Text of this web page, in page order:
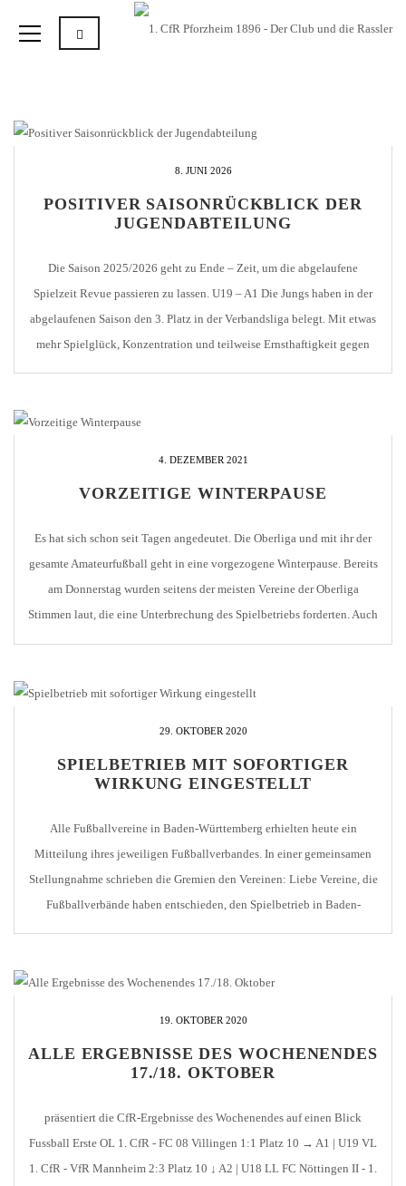
8. JUNI 2026
POSITIVER SAISONRÜCKBLICK DER
JUGENDABTEILUNG
Die Saison 2025/2026 geht zu Ende – Zeit, um die abgelaufene
Spielzeit Revue passieren zu lassen. U19 – A1 Die Jungs haben in der
abgelaufenen Saison den 3. Platz in der Verbandsliga belegt. Mit etwas
mehr Spielglück, Konzentration und teilweise Ernsthaftigkeit gegen
die vermeintlich schwächeren Teams der Tabelle wäre sicherlich noch
4. DEZEMBER 2021
VORZEITIGE WINTERPAUSE
Es hat sich schon seit Tagen angedeutet. Die Oberliga und mit ihr der
gesamte Amateurfußball geht in eine vorgezogene Winterpause. Bereits
am Donnerstag wurden seitens der meisten Vereine der Oberliga
Stimmen laut, die eine Unterbrechung des Spielbetriebs forderten. Auch
29. OKTOBER 2020
SPIELBETRIEB MIT SOFORTIGER
WIRKUNG EINGESTELLT
Alle Fußballvereine in Baden-Württemberg erhielten heute ein
Mitteilung ihres jeweiligen Fußballverbandes. In einer gemeinsamen
Stellungnahme schrieben die Gremien den Vereinen: Liebe Vereine, die
Fußballverbände haben entschieden, den Spielbetrieb in Baden-
weitere sehr einschneidende Maßnahmen beschlossen, um die
19. OKTOBER 2020
ALLE ERGEBNISSE DES WOCHENENDES
17./18. OKTOBER
präsentiert die CfR-Ergebnisse des Wochenendes auf einen Blick
Fussball Erste OL 1. CfR - FC 08 Villingen 1:1 Platz 10 → A1 | U19 VL
1. CfR - VfR Mannheim 2:3 Platz 10 ↓ A2 | U18 LL FC Nöttingen II - 1.